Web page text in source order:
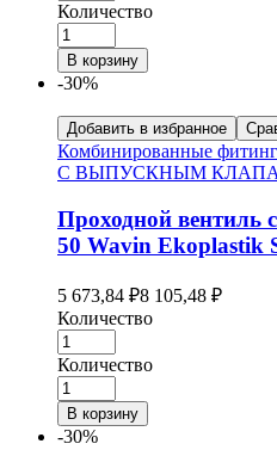
Количество
В корзину
-30%
Добавить в избранное
Комбинированные
С ВЫПУСКНЫМ
Проходной вентиль
50 Wavin Ekoplastik
5 673,84 ₽8 105,48 ₽
Количество
Количество
В корзину
-30%